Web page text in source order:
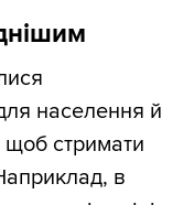
населення й
стримати
в